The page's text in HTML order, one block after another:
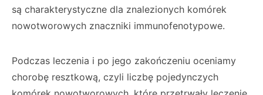
są charakterystyczne dla znalezionych komórek
nowotworowych znaczniki immunofenotypowe.
Podczas leczenia i po jego zakończeniu oceniamy
chorobę resztkową, czyli liczbę pojedynczych